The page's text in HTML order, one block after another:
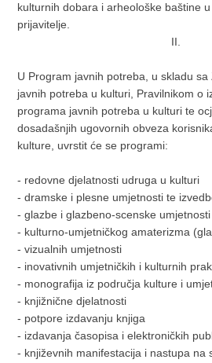
kulturnih dobara i arheološke baštine
prijavitelje.
II.
U Program javnih potreba, u skladu
javnih potreba u kulturi, Pravilnikom o
programa javnih potreba u kulturi te
dosadašnjih ugovornih obveza
kulture, uvrstit će se programi:
- redovne djelatnosti udruga u kulturi
- dramske i plesne umjetnosti te
- glazbe i glazbeno-scenske umjetnosti
- kulturno-umjetničkog amaterizma
- vizualnih umjetnosti
- inovativnih umjetničkih i kulturnih
- monografija iz područja kulture i
- knjižnične djelatnosti
- potpore izdavanju knjiga
- izdavanja časopisa i elektroničkih
- književnih manifestacija i nastupa na